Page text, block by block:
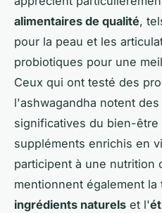
alimentaires de qualité,
pour la peau et les
probiotiques pour une
Ceux qui ont testé des
l'ashwagandha notent
significatives du bien-être
suppléments enrichis en
participent à une nutrition
mentionnent également
ingrédients naturels et l'